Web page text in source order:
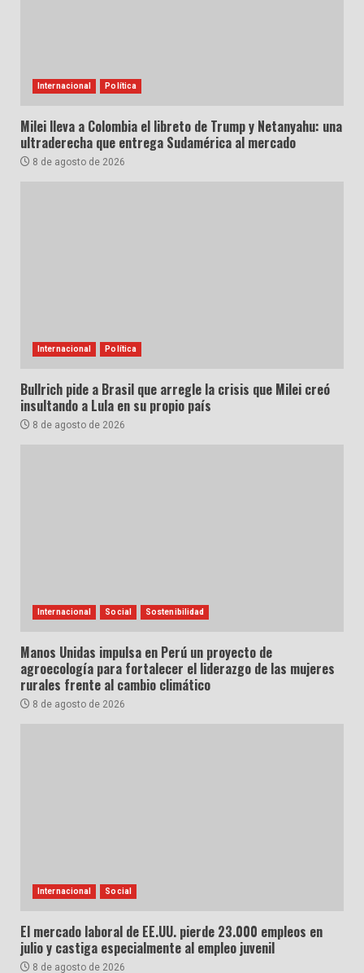
Internacional Política
Milei lleva a Colombia el libreto de Trump y Netanyahu: una
ultraderecha que entrega Sudamérica al mercado
8 de agosto de 2026
Internacional Política
Bullrich pide a Brasil que arregle la crisis que Milei creó
insultando a Lula en su propio país
8 de agosto de 2026
Internacional Social Sostenibilidad
Manos Unidas impulsa en Perú un proyecto de
agroecología para fortalecer el liderazgo de las mujeres
rurales frente al cambio climático
8 de agosto de 2026
Internacional Social
El mercado laboral de EE.UU. pierde 23.000 empleos en
julio y castiga especialmente al empleo juvenil
8 de agosto de 2026